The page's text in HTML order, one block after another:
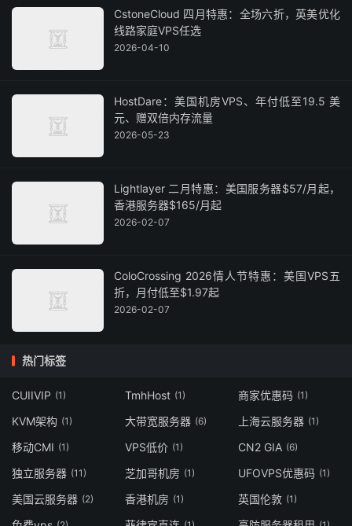
CstoneCloud 四月特惠：全场六折，英美优化
线路家庭VPS任选
2026-04-10
HostDare：美国机房VPS、年付低至19.5 美
元、赠双倍内存流量
2026-05-23
Lightlayer 二月特惠：美国服务器$57/月起，
香港服务器$165/月起
2026-02-07
ColoCrossing 2026情人节特惠：美国VPS五
折，月付低至$1.97起
2026-02-07
热门标签
CUIIVIP (1) TmhHost (1) 商家优惠码 (1)
KVM架构 (1) 大带宽服务器 (6) 上海云服务器 (1)
移动CMI (1) VPS低价 (1) CN2 GIA (6)
独立服务器 (11) 芝加哥机房 (1) UFOVPS优惠码 (1)
美国云服务器 (2) 香港机房 (1) 英国伦敦 (1)